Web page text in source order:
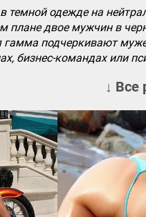
темной одежде на
плане двое мужчин в
подчеркивают
бизнес-командах или
↓ Все